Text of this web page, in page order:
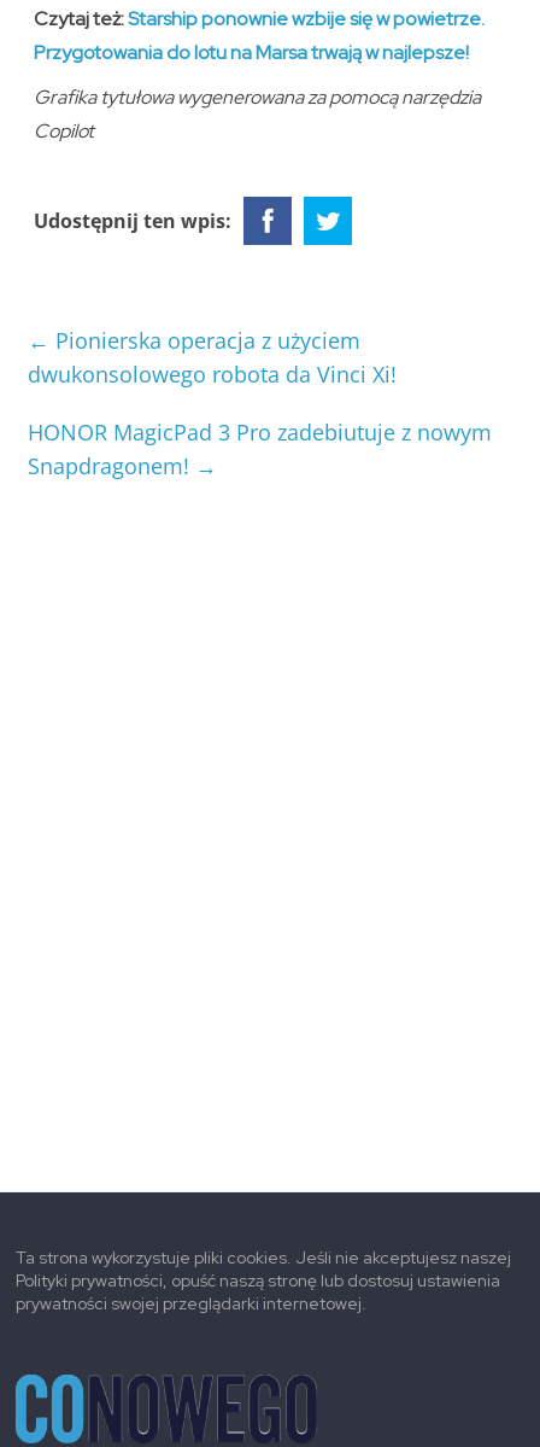
Czytaj też:Starship ponownie wzbije się w powietrze.
Przygotowania do lotu na Marsa trwają w najlepsze!
Grafika tytułowa wygenerowana za pomocą narzędzia
Copilot
Udostępnij ten wpis:
← Pionierska operacja z użyciem
dwukonsolowego robota da Vinci Xi!
HONOR MagicPad 3 Pro zadebiutuje z nowym
Snapdragonem! →
Ta strona wykorzystuje pliki cookies. Jeśli nie akceptujesz naszej
Polityki prywatności, opuść naszą stronę lub dostosuj ustawienia
prywatności swojej przeglądarki internetowej.